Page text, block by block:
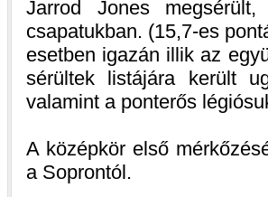
Jarrod Jones
csapatukban. (15,7-es
esetben igazán illik az
sérültek listájára került
valamint a ponterős
A középkör első
a Soprontól.